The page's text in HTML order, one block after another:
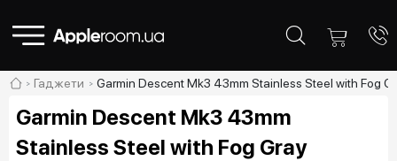
Гаджети Garmin Descent Mk3 43mm Stainless Steel with Fog
Garmin Descent Mk3 43mm
Stainless Steel with Fog Gray